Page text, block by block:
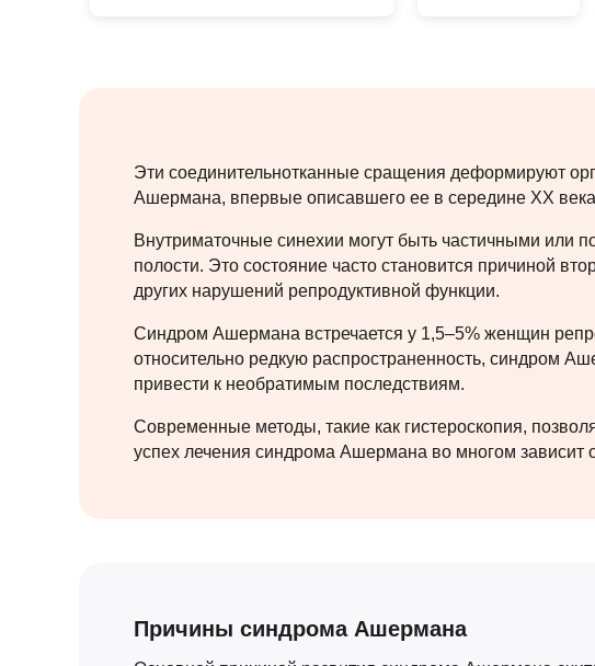
Эти соединительнотканные сращения деформируют
Ашермана, впервые описавшего ее в середине XX
Внутриматочные синехии могут быть частичными или
полости. Это состояние часто становится причиной
других нарушений репродуктивной функции.
Синдром Ашермана встречается у 1,5–5% женщин
относительно редкую распространенность, синдром
привести к необратимым последствиям.
Современные методы, такие как гистероскопия,
успех лечения синдрома Ашермана во многом зависит
Причины синдрома Ашермана